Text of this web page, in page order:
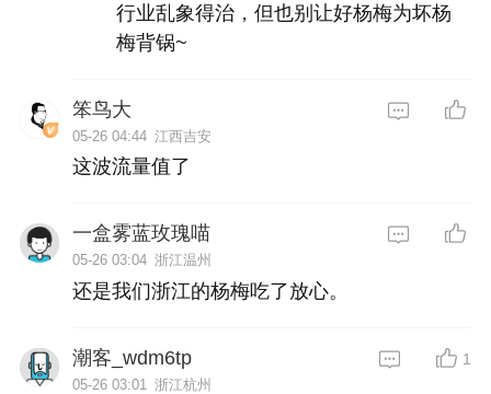
行业乱象得治，但也别让好杨梅为坏杨
梅背锅~
笨鸟大
05-26 04:44 江西吉安
这波流量值了
一盒雾蓝玫瑰喵
05-26 03:04 浙江温州
还是我们浙江的杨梅吃了放心。
潮客_wdm6tp
05-26 03:01 浙江杭州
1